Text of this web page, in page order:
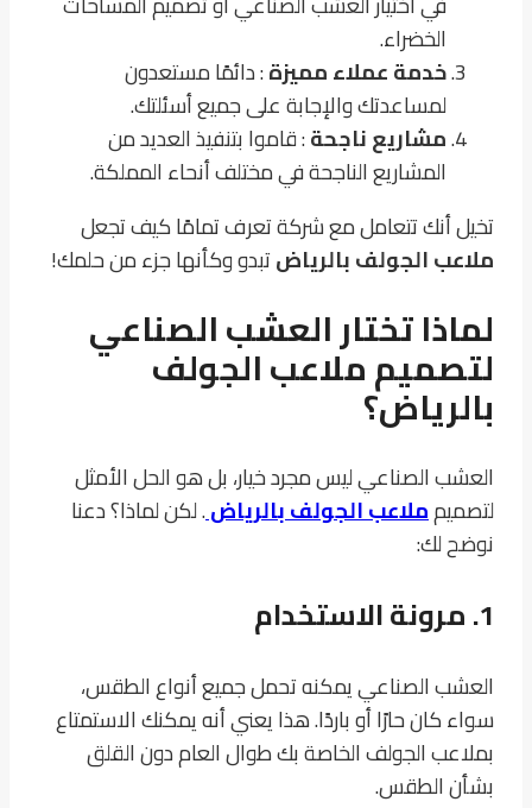
الخضراء.
خدمة عملاء مميزة: دائمًا مستعدون
لمساعدتك والإجابة على جميع أسئلتك.
مشاريع ناجحة: قاموا بتنفيذ العديد من
المشاريع الناجحة في مختلف أنحاء المملكة.
تخيل أنك تتعامل مع شركة تعرف تمامًا كيف تجعل
ملاعب الجولف بالرياضتبدو وكأنها جزء من حلمك!
لماذا تختار العشب الصناعي
لتصميم ملاعب الجولف
بالرياض؟
العشب الصناعي ليس مجرد خيار، بل هو الحل الأمثل
لتصميمملاعب الجولف بالرياض. لكن لماذا؟ دعنا
نوضح لك:
1. مرونة الاستخدام
العشب الصناعي يمكنه تحمل جميع أنواع الطقس،
سواء كان حارًا أو باردًا. هذا يعني أنه يمكنك الاستمتاع
بملاعب الجولف الخاصة بك طوال العام دون القلق
بشأن الطقس.